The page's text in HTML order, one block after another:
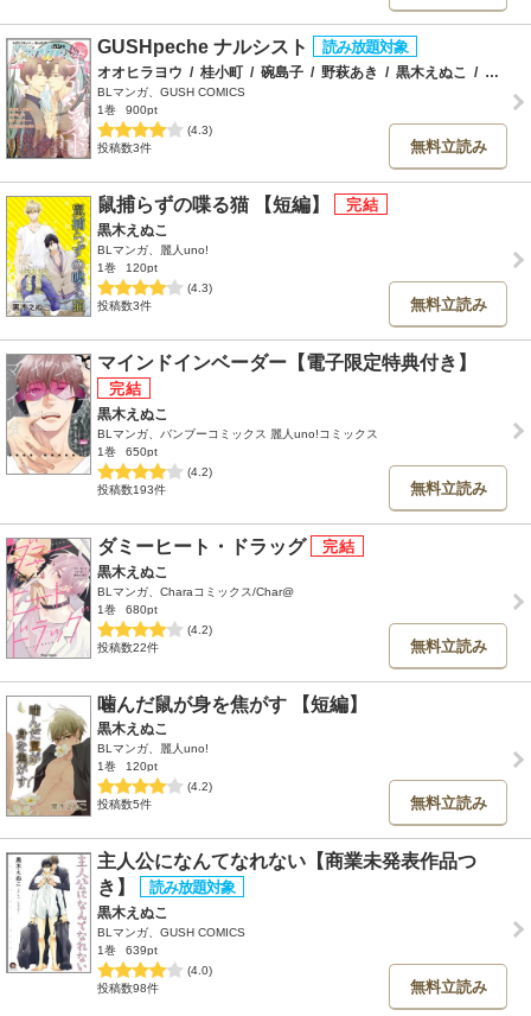
GUSHpeche ナルシスト
オオヒラヨウ / 桂小町 / 碗島子 / 野萩あき / 黒木えぬこ /
BLマンガ、GUSH COMICS
1巻
900pt
(4.3)
投稿数3件
無料立読み
鼠捕らずの喋る猫 【短編】
黒木えぬこ
BLマンガ、麗人uno!
1巻
120pt
(4.3)
投稿数3件
無料立読み
マインドインベーダー【電子限定特典付き】
黒木えぬこ
BLマンガ、バンブーコミックス 麗人uno!コミックス
1巻
650pt
(4.2)
投稿数193件
無料立読み
ダミーヒート・ドラッグ
黒木えぬこ
BLマンガ、Charaコミックス/Char@
1巻
680pt
(4.2)
投稿数22件
無料立読み
噛んだ鼠が身を焦がす 【短編】
黒木えぬこ
BLマンガ、麗人uno!
1巻
120pt
(4.2)
投稿数5件
無料立読み
主人公になんてなれない【商業未発表作品つ
き】
黒木えぬこ
BLマンガ、GUSH COMICS
1巻
639pt
(4.0)
投稿数98件
無料立読み